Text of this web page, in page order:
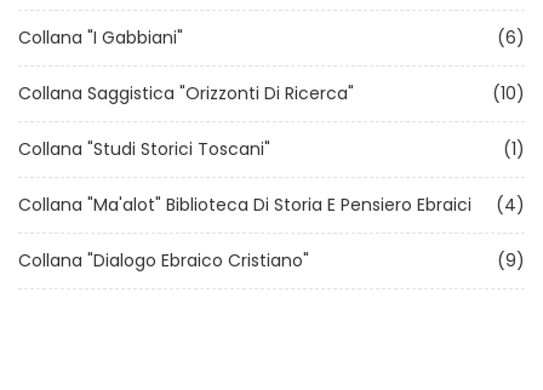
Collana "I Gabbiani" (6)
Collana Saggistica "Orizzonti Di Ricerca" (10)
Collana "Studi Storici Toscani" (1)
Collana "Ma'alot" Biblioteca Di Storia E Pensiero Ebraici (4)
Collana "Dialogo Ebraico Cristiano" (9)